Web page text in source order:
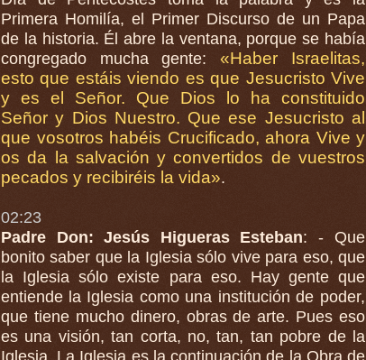
Primera Homilía, el Primer Discurso de un Papa
de la historia. Él abre la ventana, porque se había
congregado mucha gente: «Haber Israelitas,
esto que estáis viendo es que Jesucristo Vive
y es el Señor. Que Dios lo ha constituido
Señor y Dios Nuestro. Que ese Jesucristo al
que vosotros habéis Crucificado, ahora Vive y
os da la salvación y convertidos de vuestros
pecados y recibiréis la vida».
02:23
Padre Don: Jesús Higueras Esteban: - Que
bonito saber que la Iglesia sólo vive para eso, que
la Iglesia sólo existe para eso. Hay gente que
entiende la Iglesia como una institución de poder,
que tiene mucho dinero, obras de arte. Pues eso
es una visión, tan corta, no, tan, tan pobre de la